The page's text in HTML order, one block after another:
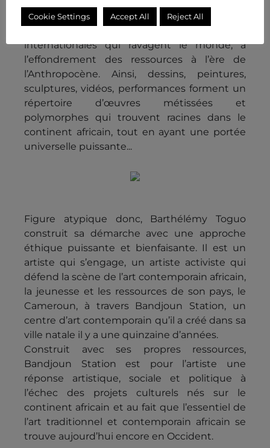
rapports entre les cultures occidentales et
internationales qui ravagent le monde, à
l’effondrement des ressources à l’ère de
l’Anthropocène. Ainsi, dessins, peintures,
sculptures, vidéos, performances forment un
répertoire d’œuvres métissées et
polymorphes qui trouvent racines dans le
continent africain, tout en ayant une portée
universelle puissante...
Figure atypique donc, Barthélémy Toguo
construit sa démarche avec une approche
éthique puissante et bienfaisante. Il est un
artiste qui s’engage, un artiste activiste qui
défend la scène de l’art contemporain africain,
la jeunesse et les ressources de son pays, le
Cameroun, à travers Bandjoun Station, un
centre d’art contemporain qu’il a créé dans sa
ville natale il y a une quinzaine d’années.
Construit avec ses propres ressources,
Bandjoun Station est pour l’artiste une
réponse artistique, sociale et politique à
l’échec des projets culturels nés sur le
continent africain et au fait que l’essentiel de
l’art traditionnel et contemporain africain se
trouve aujourd’hui encore en Occident.
Cookie Settings Accept All Reject All